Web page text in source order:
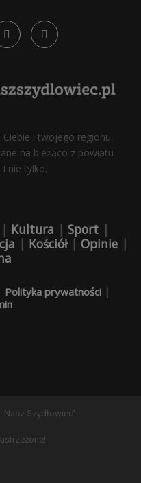
i twojego regionu.
na bieżąco z powiatu
i nie tylko.
| Kultura | Sport |
| Kościół| Opinie |
Polityka prywatności|
Szydłowiec'